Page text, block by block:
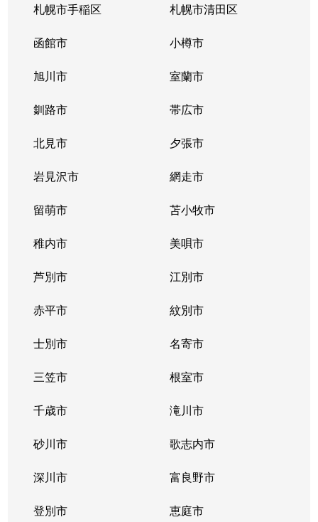
札幌市手稲区 札幌市清田区
函館市 小樽市
旭川市 室蘭市
釧路市 帯広市
北見市 夕張市
岩見沢市 網走市
留萌市 苫小牧市
稚内市 美唄市
芦別市 江別市
赤平市 紋別市
士別市 名寄市
三笠市 根室市
千歳市 滝川市
砂川市 歌志内市
深川市 富良野市
登別市 恵庭市